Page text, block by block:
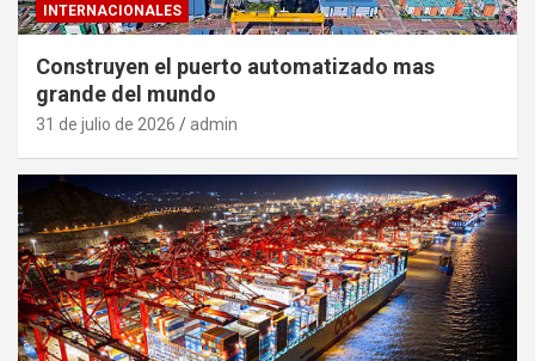
INTERNACIONALES
Construyen el puerto automatizado mas
grande del mundo
31 de julio de 2026 admin